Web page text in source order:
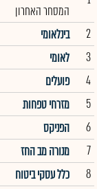
המסחר האחרון
2
בינלאומי
3
לאומי
4
פועלים
5
מזרחי טפחות
6
הפניקס
7
מנורה מב החז
8
כלל עסקי ביטוח